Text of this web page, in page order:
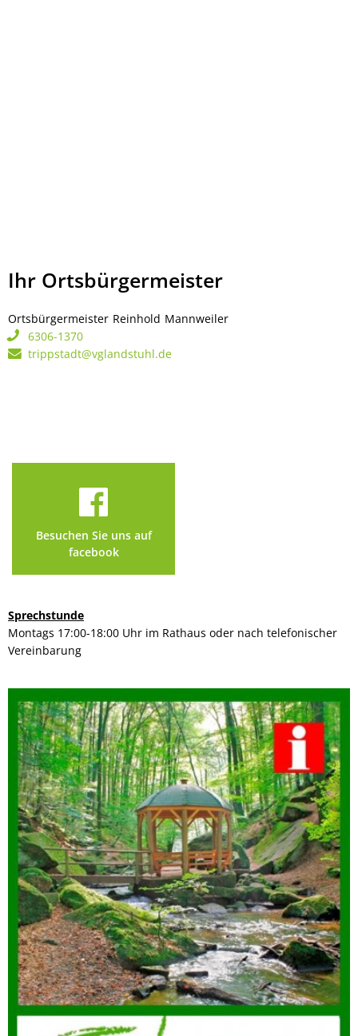
Ihr Ortsbürgermeister
Ortsbürgermeister Reinhold Mannweiler
6306-1370
trippstadt@vglandstuhl.de
Besuchen Sie uns auf
facebook
Sprechstunde
Montags 17:00-18:00 Uhr im Rathaus oder nach telefonischer
Vereinbarung